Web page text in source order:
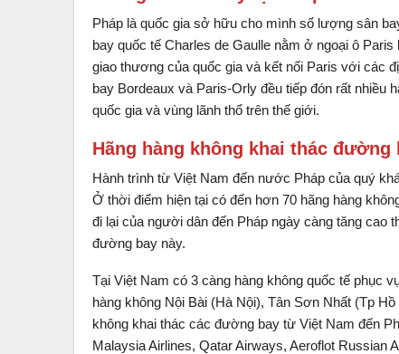
Pháp là quốc gia sở hữu cho mình số lượng sân
bay quốc tế Charles de Gaulle nằm ở ngoại ô
giao thương của quốc gia và kết nối Paris với các
bay Bordeaux và Paris-Orly đều tiếp đón rất nhiều
quốc gia và vùng lãnh thổ trên thế giới.
Hãng hàng không khai thác đường
Hành trình từ Việt Nam đến nước Pháp của quý
Ở thời điểm hiện tại có đến hơn 70 hãng hàng
đi lại của người dân đến Pháp ngày càng tăng cao
đường bay này.
Tại Việt Nam có 3 càng hàng không quốc tế phục
hàng không Nội Bài (Hà Nội), Tân Sơn Nhất (Tp
không khai thác các đường bay từ Việt Nam đến
Malaysia Airlines, Qatar Airways, Aeroflot Russian